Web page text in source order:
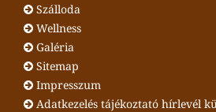
Szálloda
Wellness
Galéria
Sitemap
Impresszum
Adatkezelés tájékoztató hírlevél